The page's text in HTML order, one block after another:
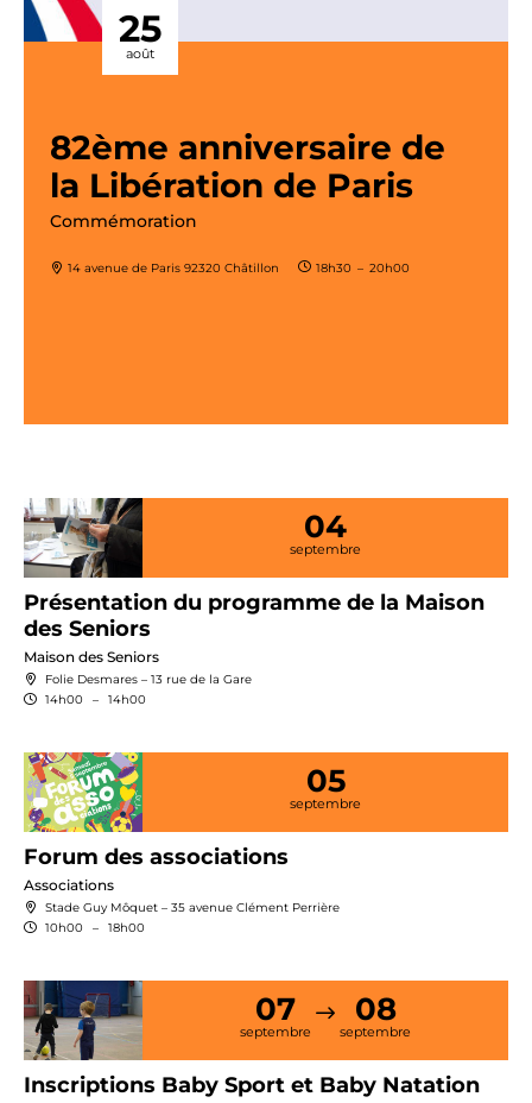
82ème anniversaire de
la Libération de Paris
Commémoration
14 avenue de Paris 92320 Châtillon 18h30 – 20h00
25
août
Présentation du programme de la Maison
des Seniors
Maison des Seniors
Folie Desmares – 13 rue de la Gare
14h00
– 14h00
04
septembre
Forum des associations
Associations
Stade Guy Môquet – 35 avenue Clément Perrière
10h00
– 18h00
05
septembre
Inscriptions Baby Sport et Baby Natation
07
septembre
08
septembre